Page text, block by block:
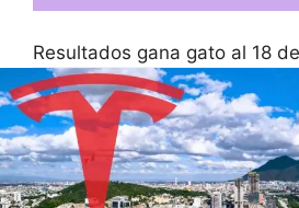
Resultados gana gato al 18